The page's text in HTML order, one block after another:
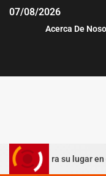
07/08/2026
Acerca De
su lugar en el corazón